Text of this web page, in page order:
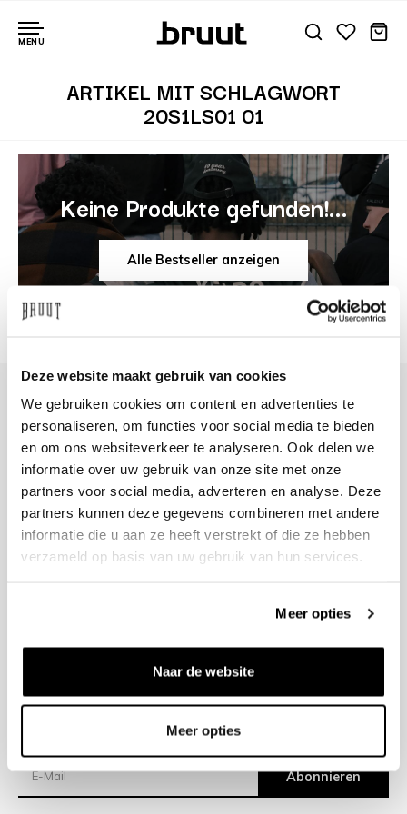
Deze website maakt gebruik van cookies
We gebruiken cookies om content en advertenties te
personaliseren, om functies voor social media te bieden
en om ons websiteverkeer te analyseren. Ook delen we
informatie over uw gebruik van onze site met onze
partners voor social media, adverteren en analyse. Deze
partners kunnen deze gegevens combineren met andere
informatie die u aan ze heeft verstrekt of die ze hebben
verzameld op basis van uw gebruik van hun services.
Meer opties
Naar de website
Meer opties
MENU
ARTIKEL MIT SCHLAGWORT
20S1LS01 01
Keine Produkte gefunden!...
Alle Bestseller anzeigen
+31 23 205 2006
info@bruut.nl
Kontakt Formular
Offen bis 18:30
ÖFFNUNGSZEITEN ANZEIGEN
Versand
Abonnieren